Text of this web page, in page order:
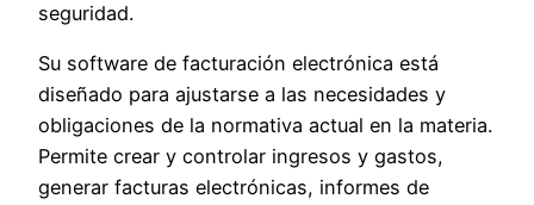
seguridad.
Su software de facturación electrónica está
diseñado para ajustarse a las necesidades y
obligaciones de la normativa actual en la materia.
Permite crear y controlar ingresos y gastos,
generar facturas electrónicas, informes de